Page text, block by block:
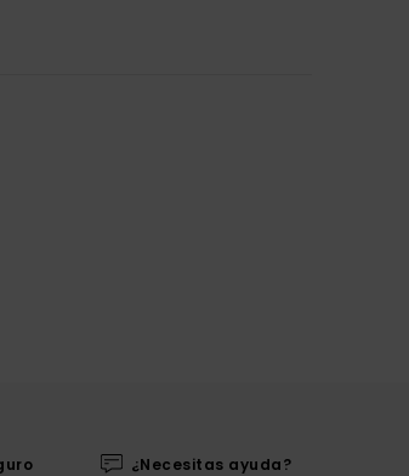
¿Necesitas ayuda?